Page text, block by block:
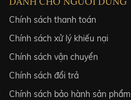
Chính sách thanh toán
Chính sách xử lý khiếu nại
Chính sách vận chuyển
Chính sách đổi trả
Chính sách bảo hành sản phẩm